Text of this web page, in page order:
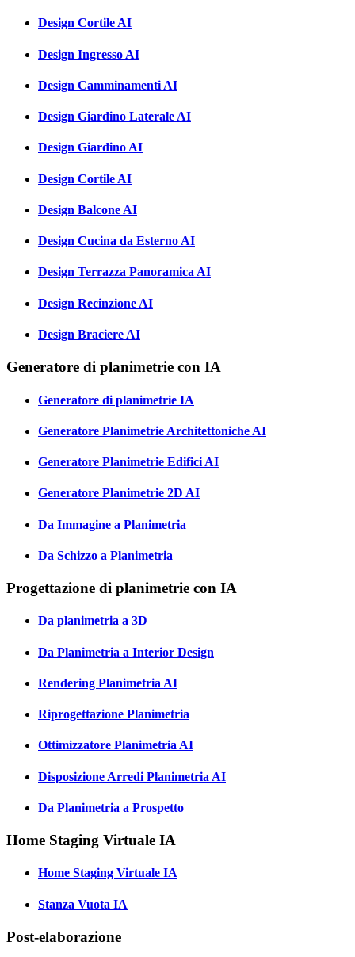
Design Cortile AI
Design Ingresso AI
Design Camminamenti AI
Design Giardino Laterale AI
Design Giardino AI
Design Cortile AI
Design Balcone AI
Design Cucina da Esterno AI
Design Terrazza Panoramica AI
Design Recinzione AI
Design Braciere AI
Generatore di planimetrie con IA
Generatore di planimetrie IA
Generatore Planimetrie Architettoniche AI
Generatore Planimetrie Edifici AI
Generatore Planimetrie 2D AI
Da Immagine a Planimetria
Da Schizzo a Planimetria
Progettazione di planimetrie con IA
Da planimetria a 3D
Da Planimetria a Interior Design
Rendering Planimetria AI
Riprogettazione Planimetria
Ottimizzatore Planimetria AI
Disposizione Arredi Planimetria AI
Da Planimetria a Prospetto
Home Staging Virtuale IA
Home Staging Virtuale IA
Stanza Vuota IA
Post-elaborazione